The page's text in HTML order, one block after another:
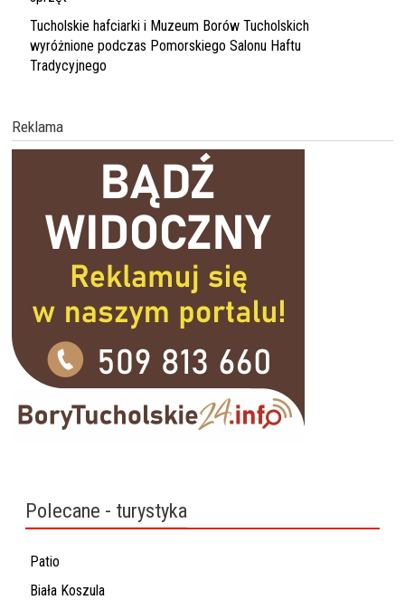
Tucholskie hafciarki i Muzeum Borów Tucholskich
wyróżnione podczas Pomorskiego Salonu Haftu
Tradycyjnego
Reklama
Polecane - turystyka
Patio
Biała Koszula